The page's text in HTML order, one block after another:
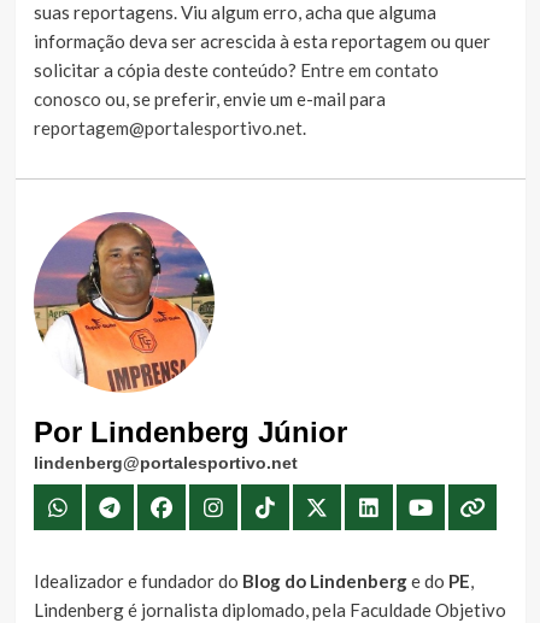
suas reportagens. Viu algum erro, acha que alguma
informação deva ser acrescida à esta reportagem ou quer
solicitar a cópia deste conteúdo? Entre em contato
conosco ou, se preferir, envie um e-mail para
reportagem@portalesportivo.net.
Por Lindenberg Júnior
lindenberg@portalesportivo.net
Idealizador e fundador do Blog do Lindenberge do PE,
Lindenberg é jornalista diplomado, pela Faculdade Objetivo